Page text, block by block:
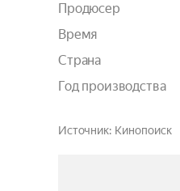
Продюсер
Время
Страна
Год производства
Источник Кинопоиск